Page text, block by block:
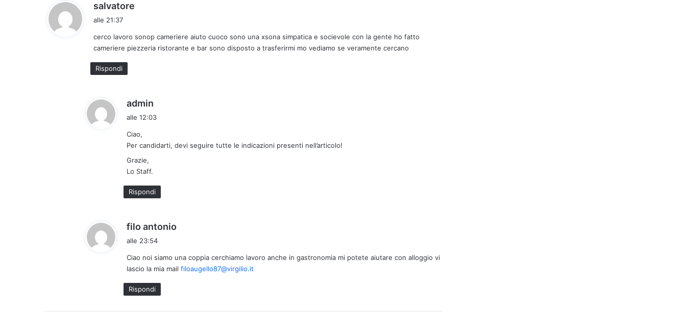
salvatore
e
t
alle 21:37
cerco lavoro sonop cameriere aiuto cuoco sono una xsona simpatica e socievole con la gente ho fatto
cameriere piezzeria ristorante e bar sono disposto a trasferirmi mo vediamo se veramente cercano
Rispondi
admin
a
t
alle 12:03
Ciao,
Per candidarti, devi seguire tutte le indicazioni presenti nell’articolo!
Grazie,
Lo Staff.
Rispondi
filo antonio
e
t
alle 23:54
Ciao noi siamo una coppia cerchiamo lavoro anche in gastronomia mi potete aiutare con alloggio vi
lascio la mia mail filoaugello87@virgilio.it
Rispondi